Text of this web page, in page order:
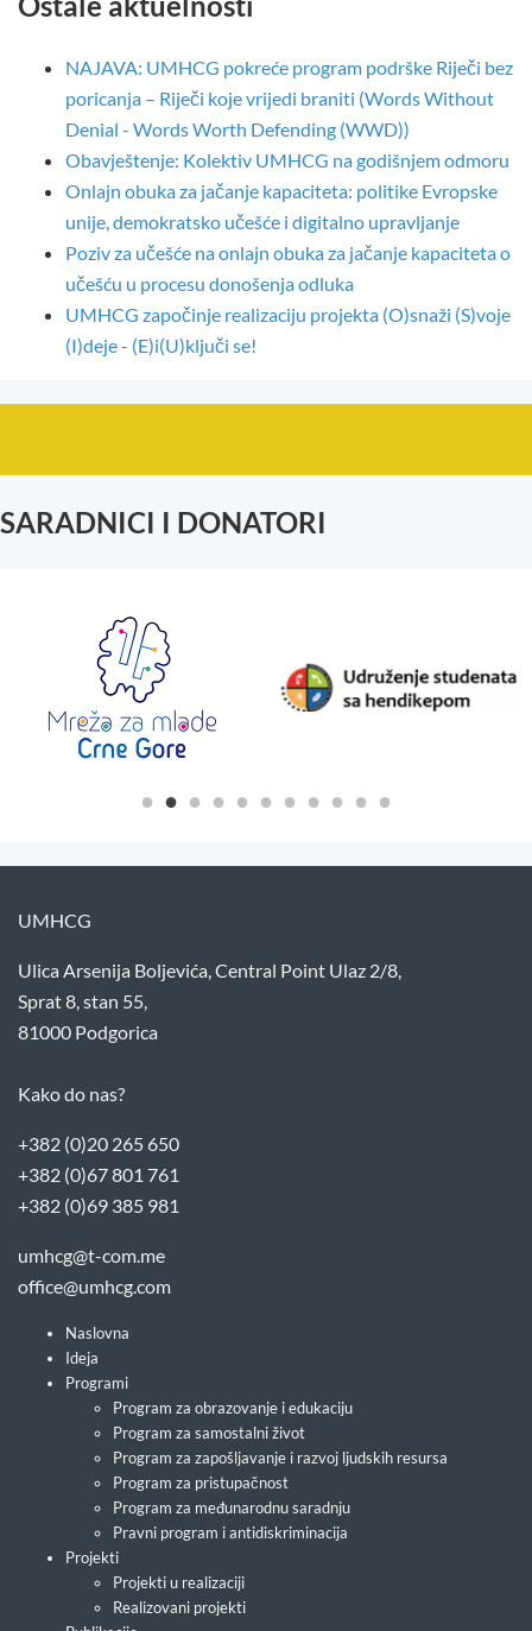
NAJAVA: UMHCG pokreće program podrške Riječi bez
poricanja – Riječi koje vrijedi braniti (Words Without
Denial - Words Worth Defending (WWD))
Obavještenje: Kolektiv UMHCG na godišnjem odmoru
Onlajn obuka za jačanje kapaciteta: politike Evropske
unije, demokratsko učešće i digitalno upravljanje
Poziv za učešće na onlajn obuka za jačanje kapaciteta o
učešću u procesu donošenja odluka
UMHCG započinje realizaciju projekta (O)snaži (S)voje
(I)deje - (E)i(U)ključi se!
SARADNICI I DONATORI
UMHCG
Ulica Arsenija Boljevića, Central Point Ulaz 2/8,
Sprat 8, stan 55,
81000 Podgorica
Kako do nas?
+382 (0)20 265 650
+382 (0)67 801 761
+382 (0)69 385 981
umhcg@t-com.me
office@umhcg.com
Naslovna
Ideja
Programi
Program za obrazovanje i edukaciju
Program za samostalni život
Program za zapošljavanje i razvoj ljudskih resursa
Program za pristupačnost
Program za međunarodnu saradnju
Pravni program i antidiskriminacija
Projekti
Projekti u realizaciji
Realizovani projekti